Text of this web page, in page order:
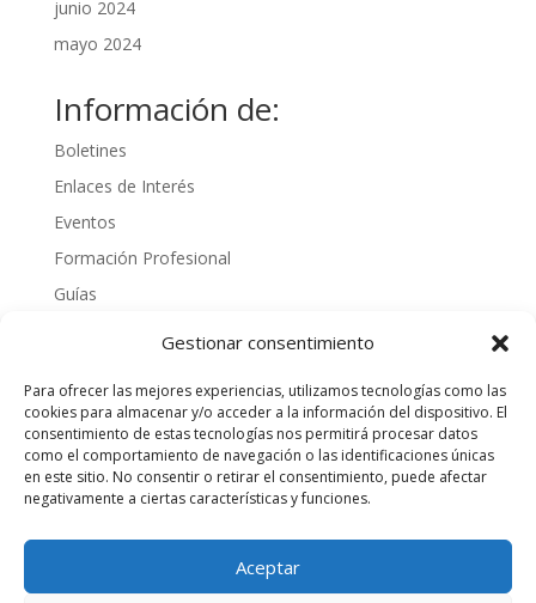
Gestionar consentimiento
Para ofrecer las mejores experiencias, utilizamos tecnologías como las
cookies para almacenar y/o acceder a la información del dispositivo. El
consentimiento de estas tecnologías nos permitirá procesar datos
como el comportamiento de navegación o las identificaciones únicas
en este sitio. No consentir o retirar el consentimiento, puede afectar
negativamente a ciertas características y funciones.
Aceptar
junio 2024
mayo 2024
Información de:
Boletines
Enlaces de Interés
Eventos
Formación Profesional
Guías
Noticias
Oposiciones
Procedimientos
Varios
videos